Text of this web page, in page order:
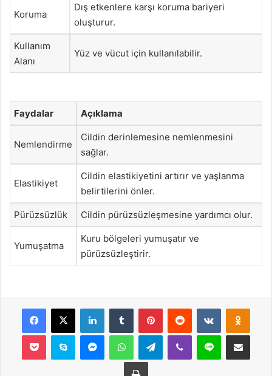
Koruma
Dış etkenlere karşı koruma bariyeri
oluşturur.
Kullanım
Alanı
Yüz ve vücut için kullanılabilir.
Faydalar Açıklama
Nemlendirme
Cildin derinlemesine nemlenmesini
sağlar.
Elastikiyet
Cildin elastikiyetini artırır ve yaşlanma
belirtilerini önler.
Pürüzsüzlük Cildin pürüzsüzleşmesine yardımcı olur.
Yumuşatma
Kuru bölgeleri yumuşatır ve
pürüzsüzleştirir.
Facebook
X LinkedInTumblr PinterestReddit VKontakte
Pocket Skype MessengerWhatsAppTelegramViber Line E-Posta ile
Yazdır